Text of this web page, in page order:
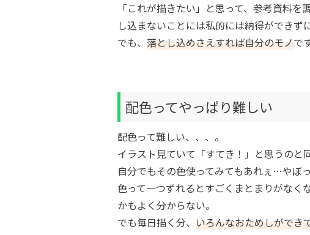
「これが描きたい」と思って、参考資料
し込まないことには私的には納得ができ
でも、 落とし込めさえすれば自分のモノで
配色ってやっぱり難しい
配色って難しい、、、。
イラスト見ていて「すてき！」と思うのと
自分でもその色使ってみてもあれぇ…やぼ
色って一つずれるとすごくまとまりがなく
かもよく分からない。
でも毎日描く分、 いろんなおためしができ